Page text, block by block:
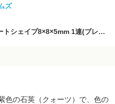
ズ
イプ8×8×5mm 1連(ブレスレット)
色の石英（クォーツ）で、色の